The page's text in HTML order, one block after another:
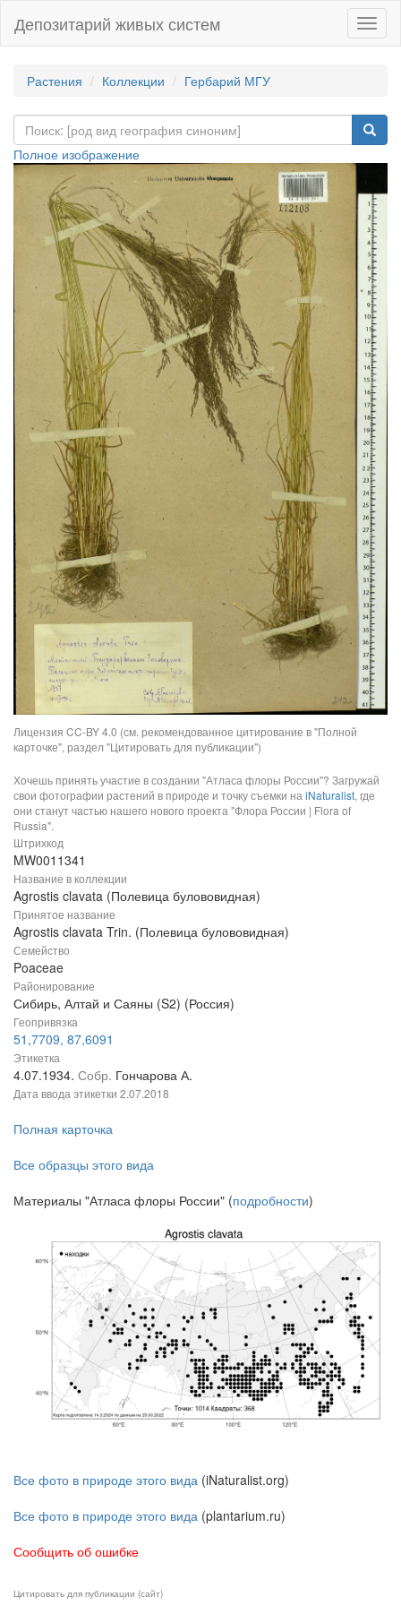
Депозитарий живых систем
Растения Коллекции Гербарий МГУ
Полное изображение
Лицензия CC-BY 4.0 (см. рекомендованное цитирование в "Полной
карточке", раздел "Цитировать для публикации")
Хочешь принять участие в создании "Атласа флоры России"? Загружай
свои фотографии растений в природе и точку съемки на iNaturalist, где
они станут частью нашего нового проекта "Флора России | Flora of
Russia".
Штрихкод
MW0011341
Название в коллекции
Agrostis clavata (Полевица булововидная)
Принятое название
Agrostis clavata Trin. (Полевица булововидная)
Семейство
Poaceae
Районирование
Сибирь, Алтай и Саяны (S2) (Россия)
Геопривязка
51,7709, 87,6091
Этикетка
4.07.1934. Собр. Гончарова А.
Дата ввода этикетки 2.07.2018
Полная карточка
Все образцы этого вида
Материалы "Атласа флоры России" (подробности)
Все фото в природе этого вида (iNaturalist.org)
Все фото в природе этого вида (plantarium.ru)
Сообщить об ошибке
Цитировать для публикации (сайт)